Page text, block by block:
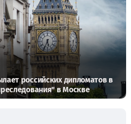
российских дипломатов в
в Москве